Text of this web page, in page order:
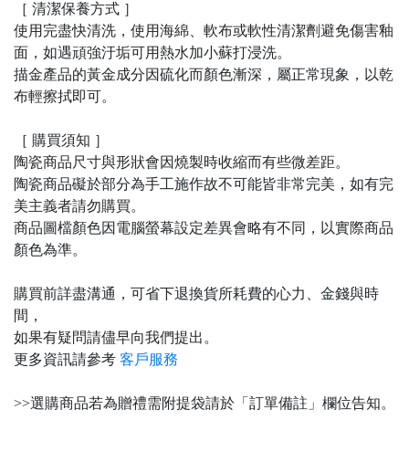
［ 清潔保養方式 ］
使用完盡快清洗，使用海綿、軟布或軟性清潔劑避免傷害釉
面，如遇頑強汙垢可用熱水加小蘇打浸洗。
描金產品的黃金成分因硫化而顏色漸深，屬正常現象，以乾
布輕擦拭即可。
［ 購買須知 ］
陶瓷商品尺寸與形狀會因燒製時收縮而有些微差距。
陶瓷商品礙於部分為手工施作故不可能皆非常完美，如有完
美主義者請勿購買。
商品圖檔顏色因電腦螢幕設定差異會略有不同，以實際商品
顏色為準。
購買前詳盡溝通，可省下退換貨所耗費的心力、金錢與時
間，
如果有疑問請儘早向我們提出。
更多資訊請參考 客戶服務
>>選購商品若為贈禮需附提袋請於「訂單備註」欄位告知。